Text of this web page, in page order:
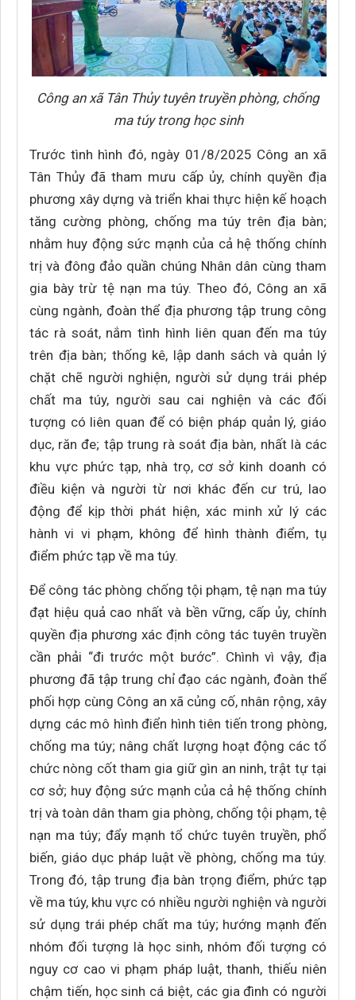
Công an xã Tân Thủy tuyên truyền phòng, chống
ma túy trong học sinh
Trước tình hình đó, ngày 01/8/2025 Công an xã
Tân Thủy đã tham mưu cấp ủy, chính quyền địa
phương xây dựng và triển khai thực hiện kế hoạch
tăng cường phòng, chống ma túy trên địa bàn;
nhằm huy động sức mạnh của cả hệ thống chính
trị và đông đảo quần chúng Nhân dân cùng tham
gia bày trừ tệ nạn ma túy. Theo đó, Công an xã
cùng ngành, đoàn thể địa phương tập trung công
tác rà soát, nắm tình hình liên quan đến ma túy
trên địa bàn; thống kê, lập danh sách và quản lý
chặt chẽ người nghiện, người sử dụng trái phép
chất ma túy, người sau cai nghiện và các đối
tượng có liên quan để có biện pháp quản lý, giáo
dục, răn đe; tập trung rà soát địa bàn, nhất là các
khu vực phức tạp, nhà trọ, cơ sở kinh doanh có
điều kiện và người từ nơi khác đến cư trú, lao
động để kịp thời phát hiện, xác minh xử lý các
hành vi vi phạm, không để hình thành điểm, tụ
điểm phức tạp về ma túy.
Để công tác phòng chống tội phạm, tệ nạn ma túy
đạt hiệu quả cao nhất và bền vững, cấp ủy, chính
quyền địa phương xác định công tác tuyên truyền
cần phải “đi trước một bước”. Chình vì vậy, địa
phương đã tập trung chỉ đạo các ngành, đoàn thể
phối hợp cùng Công an xã củng cố, nhân rộng, xây
dựng các mô hình điển hình tiên tiến trong phòng,
chống ma túy; nâng chất lượng hoạt động các tổ
chức nòng cốt tham gia giữ gìn an ninh, trật tự tại
cơ sở; huy động sức mạnh của cả hệ thống chính
trị và toàn dân tham gia phòng, chống tội phạm, tệ
nạn ma túy; đẩy mạnh tổ chức tuyên truyền, phổ
biến, giáo dục pháp luật về phòng, chống ma túy.
Trong đó, tập trung địa bàn trọng điểm, phức tạp
về ma túy, khu vực có nhiều người nghiện và người
sử dụng trái phép chất ma túy; hướng mạnh đến
nhóm đối tượng là học sinh, nhóm đối tượng có
nguy cơ cao vi phạm pháp luật, thanh, thiếu niên
chậm tiến, học sinh cá biệt, các gia đình có người